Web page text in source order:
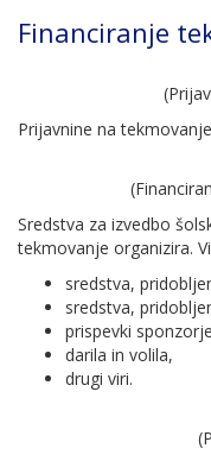
Financiranje
Prijavnine na
Sredstva za izvedbo
tekmovanje organizira.
sredstva,
sredstva,
prispevki
darila in volila,
drugi viri.